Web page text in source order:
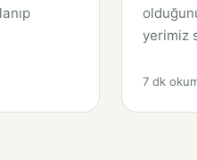
yerimiz
7 dk